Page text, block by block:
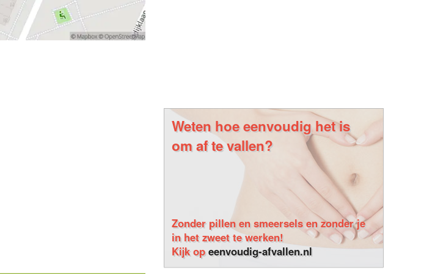
Weten hoe eenvoudig het is
om af te vallen?
Zonder pillen en smeersels en zonder je
in het zweet te werken!
Kijk opeenvoudig-afvallen.nl